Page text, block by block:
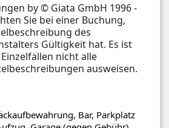
by © Giata GmbH 1996 -
Sie bei einer Buchung,
des
Gültigkeit hat. Es ist
nicht alle
ausweisen.
Bar, Parkplatz